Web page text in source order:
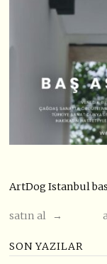
ArtDog Istanbul
satın al →
SON YAZILAR